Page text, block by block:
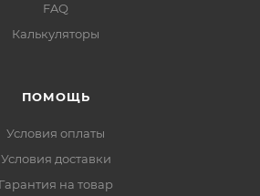
FAQ
Калькуляторы
ПОМОЩЬ
Условия оплаты
Условия доставки
Гарантия на товар